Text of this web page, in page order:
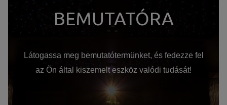
BEMUTATÓRA
Látogassa meg bemutatótermünket, és fedezze fel
az Ön által kiszemelt eszköz valódi tudását!